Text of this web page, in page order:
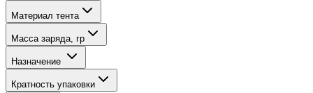
Материал тента
Масса заряда, гр
Назначение
Кратность упаковки